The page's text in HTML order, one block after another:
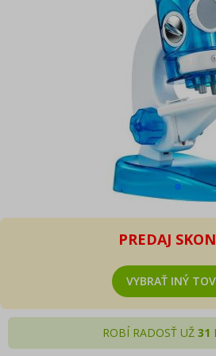
PREDAJ
VYBRAŤ INÝ
ROBÍ RADOSŤ UŽ 31